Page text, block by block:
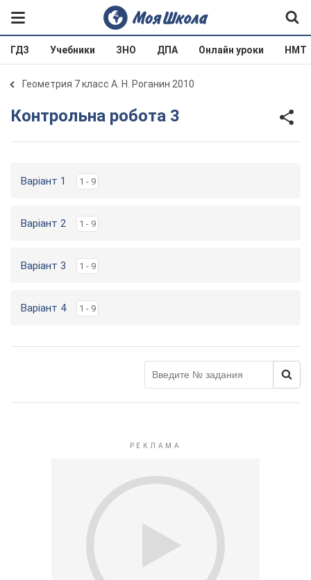
ГДЗ Учебники ЗНО ДПА Онлайн уроки НМТ
Геометрия 7 класс А. Н. Роганин 2010
Контрольна робота 3
Варіант 1 1 - 9
Варіант 2 1 - 9
Варіант 3 1 - 9
Варіант 4 1 - 9